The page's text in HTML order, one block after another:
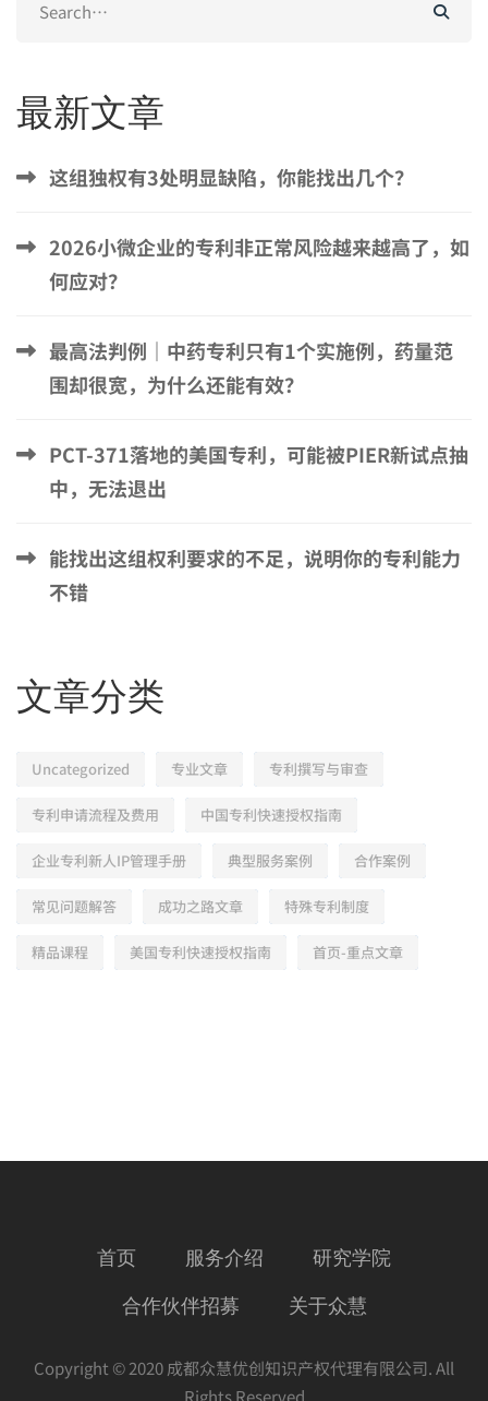
for:
最新文章
这组独权有3处明显缺陷，你能找出几个？
2026小微企业的专利非正常风险越来越高了，如
何应对？
最高法判例｜中药专利只有1个实施例，药量范
围却很宽，为什么还能有效？
PCT-371落地的美国专利，可能被PIER新试点抽
中，无法退出
能找出这组权利要求的不足，说明你的专利能力
不错
文章分类
Uncategorized 专业文章 专利撰写与审查
专利申请流程及费用 中国专利快速授权指南
企业专利新人IP管理手册 典型服务案例 合作案例
常见问题解答 成功之路文章 特殊专利制度
精品课程 美国专利快速授权指南 首页-重点文章
首页 服务介绍 研究学院
合作伙伴招募 关于众慧
Copyright © 2020 成都众慧优创知识产权代理有限公司. All
Rights Reserved